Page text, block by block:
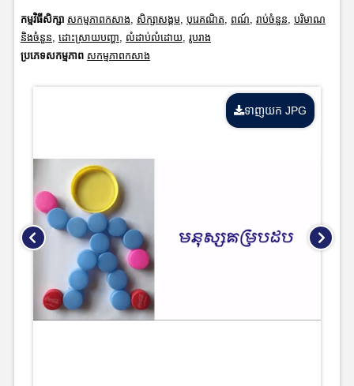
កម្មវិធីសិក្សា សកម្មភាពកសាង សិក្សាសង្គម, បុរេគណិត ពណ៍ រាប់ចំនួន បរិមាណ
និងចំនួន ដោះស្រាយបញ្ហា លំដាប់លំដោយ, រូបរាង
ប្រភេទសកម្មភាព សកម្មភាពកសាង
ទាញយក JPG